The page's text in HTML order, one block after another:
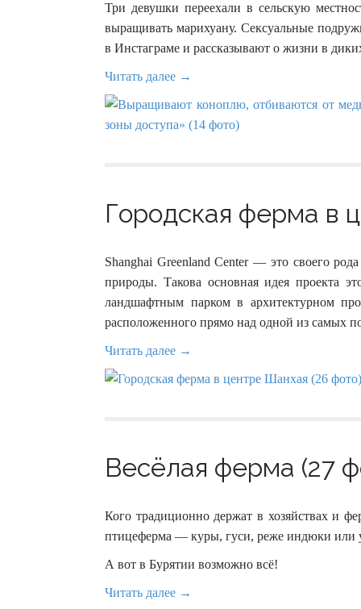
Три девушки переехали в сельскую
выращивать марихуану. Сексуальные
в Инстаграме и рассказывают о жизни в
Читать далее →
Городская ферма в
Shanghai Greenland Center — это своего
природы. Такова основная идея проекта
ландшафтным парком в архитектурном
расположенного прямо над одной из самых
Читать далее →
Весёлая ферма (27
Кого традиционно держат в хозяйствах и
птицеферма — куры, гуси, реже индюки или
А вот в Бурятии возможно всё!
Читать далее →